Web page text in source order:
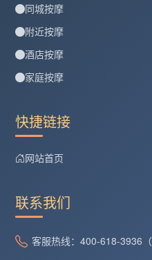
同城按摩
附近按摩
酒店按摩
家庭按摩
快捷链接
网站首页
联系我们
客服热线：400-618-3936